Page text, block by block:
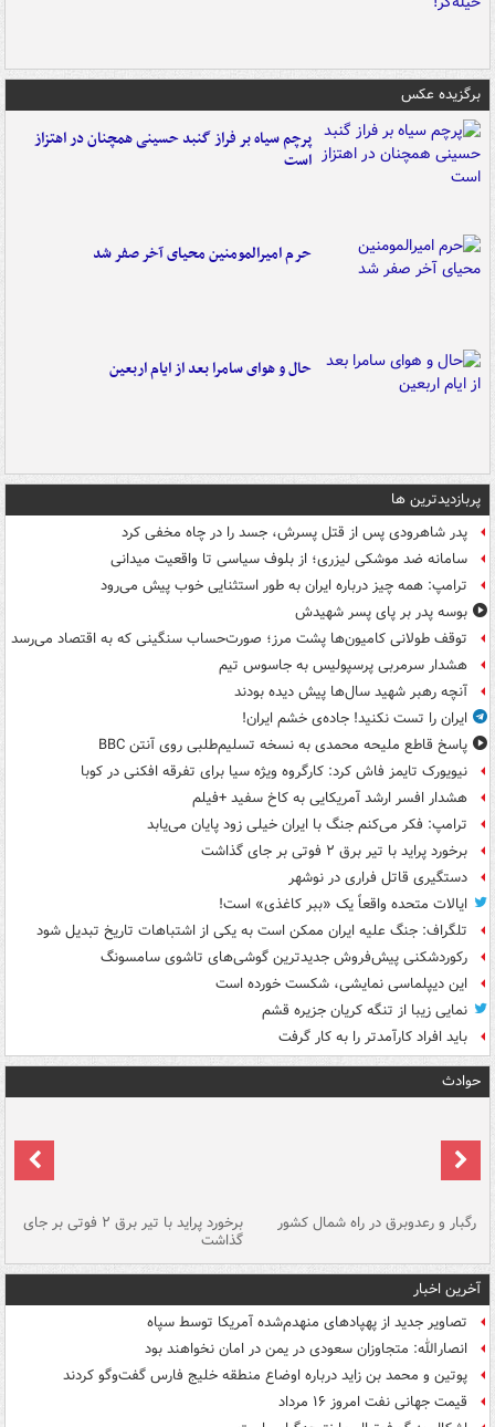
برگزیده عکس
پرچم سیاه بر فراز گنبد حسینی همچنان در اهتزاز
است
حرم امیرالمومنین محیای آخر صفر شد
حال و هوای سامرا بعد از ایام اربعین
پربازدیدترین ها
پدر شاهرودی پس از قتل پسرش، جسد را در چاه مخفی کرد
سامانه ضد موشکی لیزری؛ از بلوف سیاسی تا واقعیت میدانی
ترامپ: همه چیز درباره ایران به طور استثنایی خوب پیش می‌رود
بوسه‌ پدر بر پای پسر شهیدش
توقف طولانی کامیون‌ها پشت مرز؛ صورت‌حساب سنگینی که به اقتصاد می‌رسد
هشدار سرمربی پرسپولیس به جاسوس تیم
آنچه رهبر شهید سال‌ها پیش دیده بودند
ایران را تست نکنید! جاده‌ی خشم ایران!
پاسخ قاطع ملیحه محمدی به نسخه تسلیم‌طلبی روی آنتن BBC
نیویورک تایمز فاش کرد: کارگروه ویژه سیا برای تفرقه افکنی در کوبا
هشدار افسر ارشد آمریکایی به کاخ سفید +فیلم
ترامپ: فکر می‌کنم جنگ با ایران خیلی زود پایان می‌یابد
برخورد پراید با تیر برق ۲ فوتی بر جای گذاشت
دستگیری قاتل فراری در نوشهر
ایالات متحده واقعاً یک «ببر کاغذی» است!
تلگراف: جنگ علیه ایران ممکن است به یکی از اشتباهات تاریخ تبدیل شود
رکوردشکنی پیش‌فروش جدیدترین گوشی‌های تاشوی سامسونگ
این دیپلماسی نمایشی، شکست خورده است
نمایی زیبا از تنگه کریان جزیره قشم
باید افراد کارآمدتر را به کار گرفت
حوادث
رگبار و رعدوبرق در راه شمال کشور برخورد پراید با تیر برق ۲ فوتی بر جای
گذاشت
آخرین اخبار
تصاویر جدید از پهپادهای منهدم‌شده آمریکا توسط سپاه
انصارالله: متجاوزان سعودی در یمن در امان نخواهند بود
پوتین و محمد بن زاید درباره اوضاع منطقه خلیج فارس گفت‌وگو کردند
قیمت جهانی نفت امروز ۱۶ مرداد